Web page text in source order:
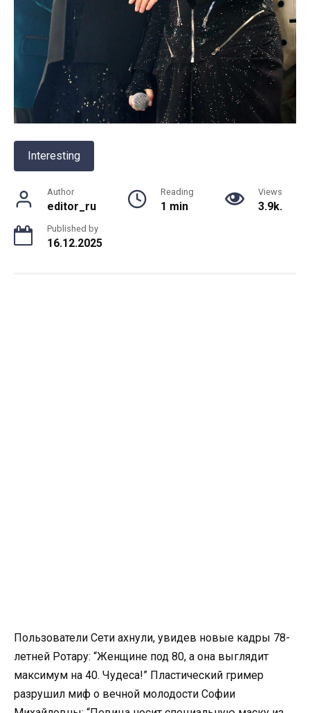
Interesting
Author
editor_ru
Reading
1 min
Views
3.9k.
Published by
16.12.2025
Пользователи Сети ахнули, увидев новые кадры 78-
летней Ротару: “Женщине под 80, а она выглядит
максимум на 40. Чудеса!” Пластический гример
разрушил миф о вечной молодости Софии